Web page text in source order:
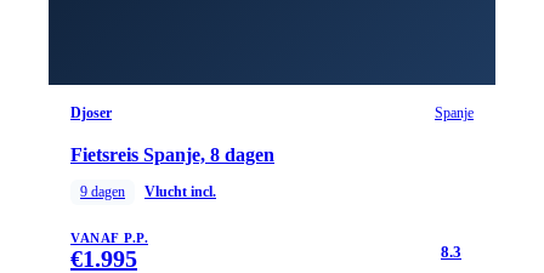
Djoser Spanje
Fietsreis Spanje, 8 dagen
9 dagen Vlucht incl.
VANAF P.P.
€1.995 8.3